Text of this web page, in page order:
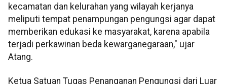
kecamatan dan kelurahan yang wilayah kerjanya
meliputi tempat penampungan pengungsi agar dapat
memberikan edukasi ke masyarakat, karena apabila
terjadi perkawinan beda kewarganegaraan," ujar
Atang.
Ketua Satuan Tugas Penanganan Pengungsi dari Luar